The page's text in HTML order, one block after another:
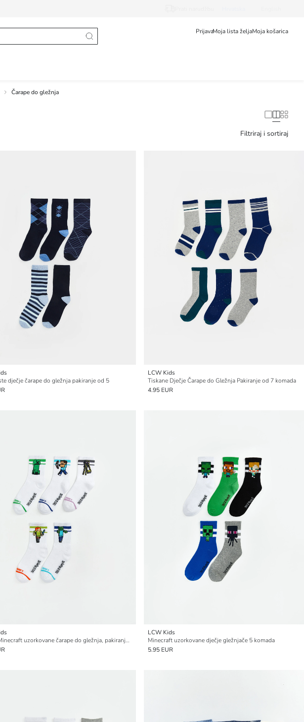
PrijavaMoja lista željaMoja košarica
Čarape do gležnja
Filtriraj i sortiraj
dječje čarape do gležnja pakiranje od 5
LCW Kids
Tiskane Dječje Čarape do Gležnja Pakiranje od 7 komada
4.95 EUR
Dječje Minecraft uzorkovane čarape do gležnja, pakiranje od 5 komada
LCW Kids
Minecraft uzorkovane dječje gležnjače 5 komada
5.95 EUR